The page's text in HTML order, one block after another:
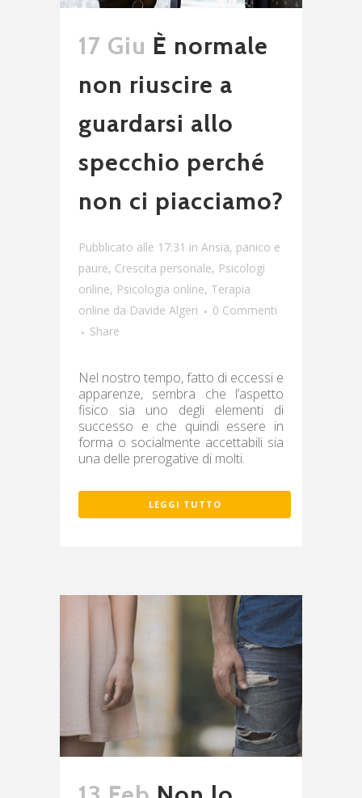
17 Giu È normale
non riuscire a
guardarsi allo
specchio perché
non ci piacciamo?
Pubblicato alle 17:31 in Ansia, panico e
paure, Crescita personale, Psicologi
online, Psicologia online, Terapia
online da Davide Algeri
0 Commenti
Share
Nel nostro tempo, fatto di eccessi e
apparenze, sembra che l’aspetto
fisico sia uno degli elementi di
successo e che quindi essere in
forma o socialmente accettabili sia
una delle prerogative di molti.
LEGGI TUTTO